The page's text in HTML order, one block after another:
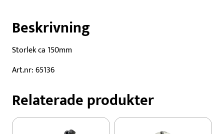
Beskrivning
Storlek ca 150mm
Art.nr: 65136
Relaterade produkter